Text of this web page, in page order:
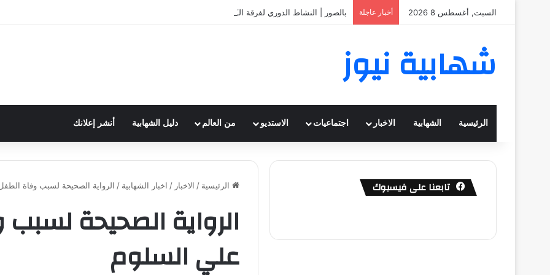
السبت, أغسطس 8 2026 أخبار عاجلة بالصور | النشاط الدوري لفرقة الكشافة في فوج الامام الصادق (ع)
شهابية نيوز
الرئيسية الشهابية الاخبار اجتماعيات الاستديو من العالم دليل الشهابية أنشر إعلانك
الرئيسية / الاخبار / اخبار الشهابية / الرواية الصحيحة لسبب وفاة
الرواية الصحيحة
علي السلوم
تابعنا على فيسبوك